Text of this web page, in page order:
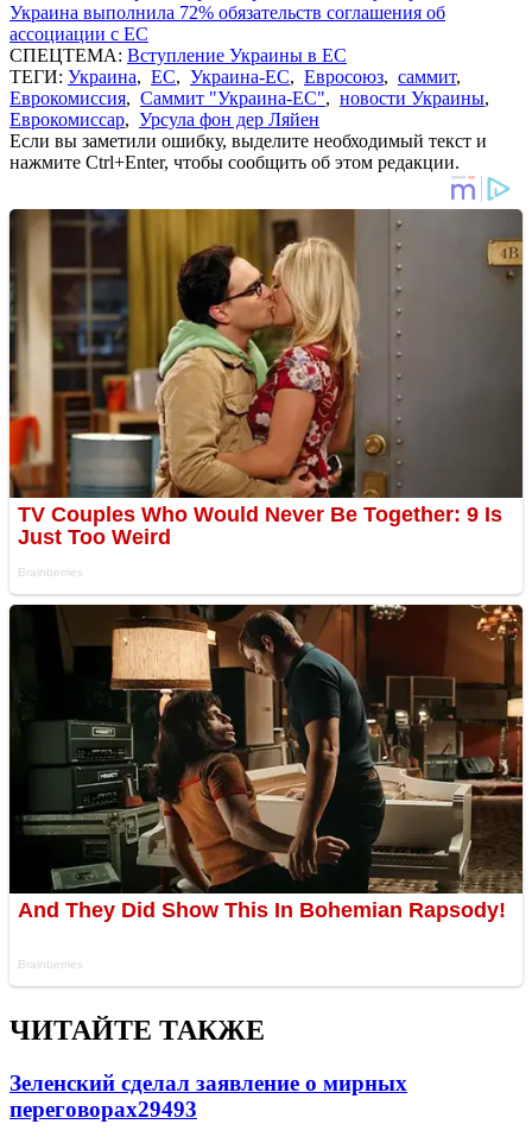
Украина выполнила 72% обязательств соглашения об
ассоциации с ЕС
СПЕЦТЕМА: Вступление Украины в ЕС
ТЕГИ: Украина, ЕС, Украина-ЕС, Евросоюз, саммит,
Еврокомиссия, Саммит "Украина-ЕС", новости Украины,
Еврокомиссар, Урсула фон дер Ляйен
Если вы заметили ошибку, выделите необходимый текст и
нажмите Ctrl+Enter, чтобы сообщить об этом редакции.
ЧИТАЙТЕ ТАКЖЕ
Зеленский сделал заявление о мирных
переговорах29493